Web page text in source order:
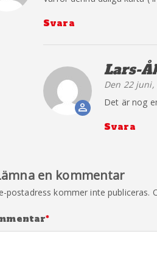
Svara
Lars-
The
Anti-
Den 22 juni,
Det är nog
Svara
en kommentar
postadress kommer inte publiceras.
*